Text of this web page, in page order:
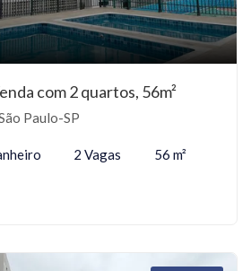
com 2 quartos, 56m²
Paulo-SP
2 Vagas 56 m²